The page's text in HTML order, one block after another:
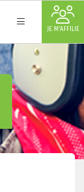
JE M'AFFILIE